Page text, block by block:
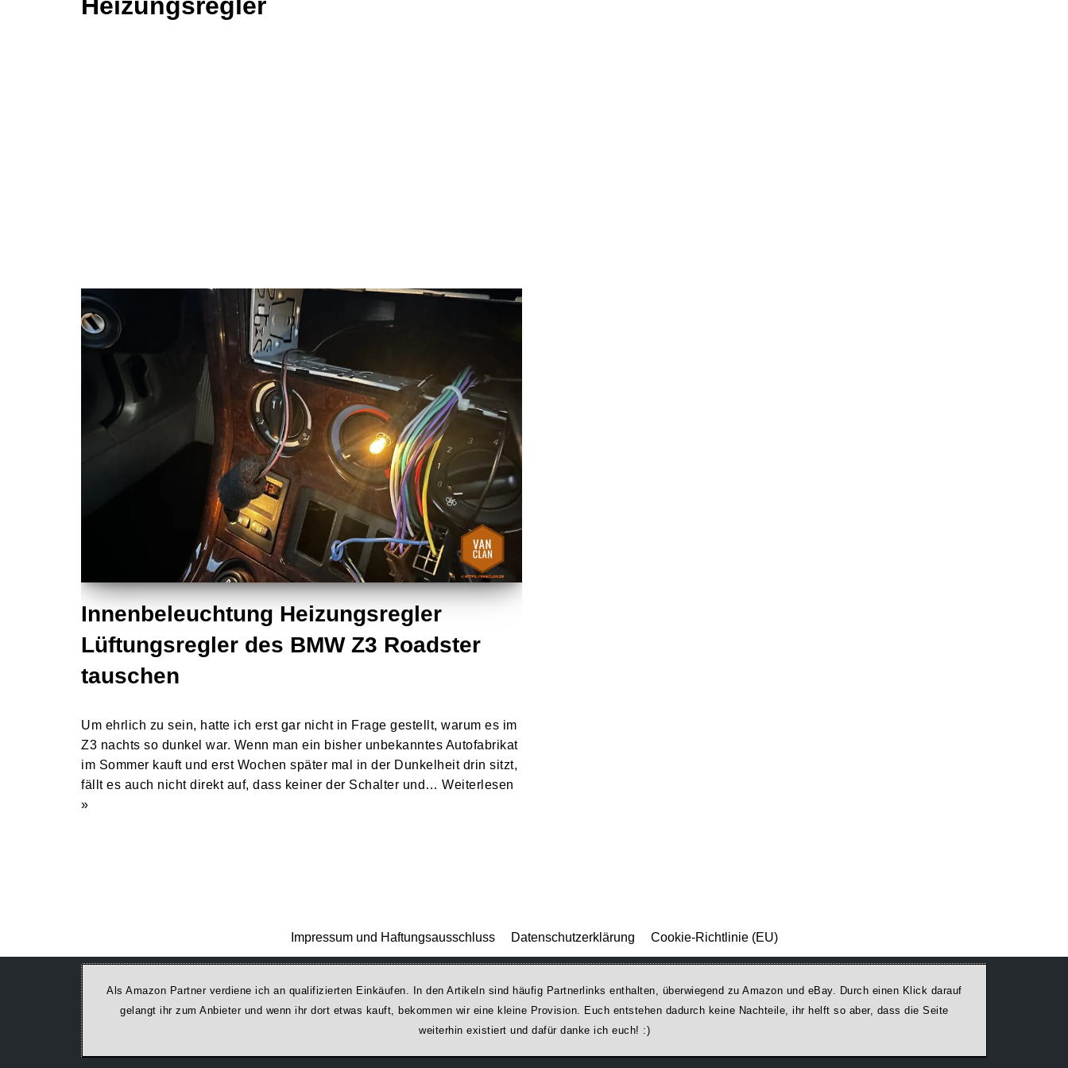
Heizungsregler
Innenbeleuchtung Heizungsregler
Lüftungsregler des BMW Z3 Roadster
tauschen
Um ehrlich zu sein, hatte ich erst gar nicht in Frage gestellt, warum es im
Z3 nachts so dunkel war. Wenn man ein bisher unbekanntes Autofabrikat
im Sommer kauft und erst Wochen später mal in der Dunkelheit drin sitzt,
fällt es auch nicht direkt auf, dass keiner der Schalter und… Weiterlesen
»
Impressum und Haftungsausschluss Datenschutzerklärung Cookie-Richtlinie (EU)
Als Amazon Partner verdiene ich an qualifizierten Einkäufen. In den Artikeln sind häufig Partnerlinks enthalten, überwiegend zu Amazon und eBay. Durch einen Klick darauf
ge­lan­gt ihr zum Anbieter und wenn ihr dort etwas kauft, bekommen wir ei­ne kleine Provision. Euch entstehen dadurch keine Nachteile, ihr helft so aber, dass die Seite
weiterhin existiert und dafür danke ich euch! :)